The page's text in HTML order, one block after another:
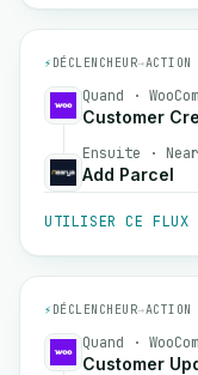
⚡ DÉCLENCHEUR→ACTION
Quand ·
Customer
Ensuite ·
Add Parcel
UTILISER CE FLUX
⚡ DÉCLENCHEUR→ACTION
Quand ·
Customer